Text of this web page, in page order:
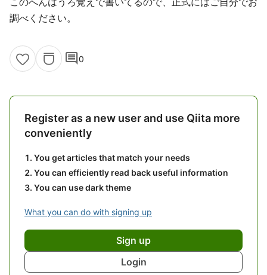
調べください。
comment0
Register as a new user and use Qiita more
conveniently
You get articles that match your needs
You can efficiently read back useful information
You can use dark theme
What you can do with signing up
Sign up
Login